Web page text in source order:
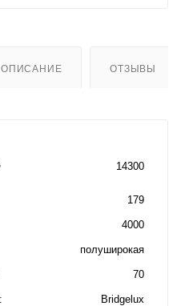
ОПИСАНИЕ ОТЗЫВЫ
14300
179
4000
полуширокая
70
Bridgelux